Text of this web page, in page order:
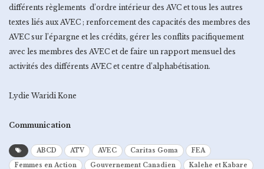
différents règlements d’ordre intérieur des AVC et tous les autres
textes liés aux AVEC ; renforcement des capacités des membres des
AVEC sur l’épargne et les crédits, gérer les conflits pacifiquement
avec les membres des AVEC et de faire un rapport mensuel des
activités des différents AVEC et centre d’alphabétisation.
Lydie Waridi Kone
Communication
ABCD ATV AVEC Caritas Goma
FEA
Femmes en Action
Gouvernement Canadien Kalehe et Kabare